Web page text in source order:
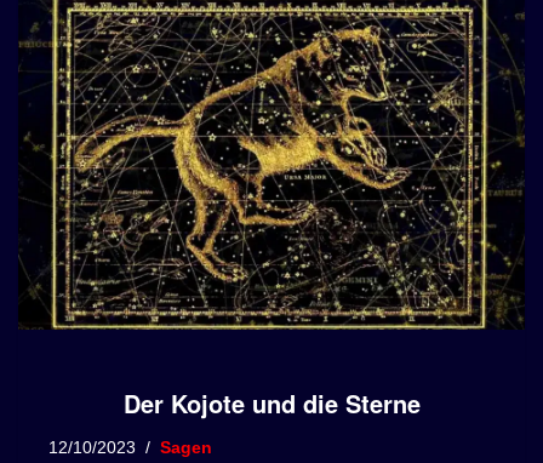
Der Kojote und die Sterne
12/10/2023 Sagen